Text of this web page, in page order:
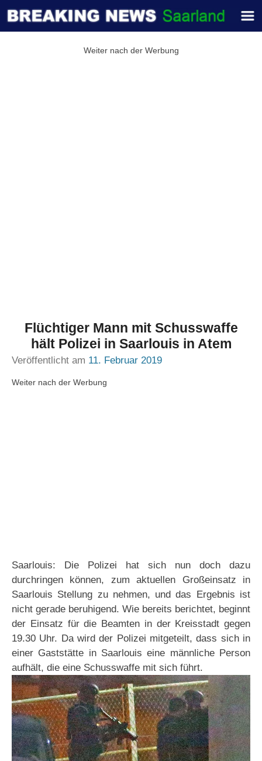
Weiter nach der Werbung
Flüchtiger Mann mit Schusswaffe
hält Polizei in Saarlouis in Atem
Veröffentlicht am 11. Februar 2019
Weiter nach der Werbung
Saarlouis: Die Polizei hat sich nun doch dazu
durchringen können, zum aktuellen Großeinsatz in
Saarlouis Stellung zu nehmen, und das Ergebnis ist
nicht gerade beruhigend. Wie bereits berichtet, beginnt
der Einsatz für die Beamten in der Kreisstadt gegen
19.30 Uhr. Da wird der Polizei mitgeteilt, dass sich in
einer Gaststätte in Saarlouis eine männliche Person
aufhält, die eine Schusswaffe mit sich führt.